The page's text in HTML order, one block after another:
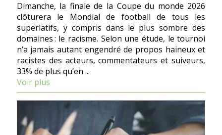
Dimanche, la finale de la Coupe du monde 2026
clôturera le Mondial de football de tous les
superlatifs, y compris dans le plus sombre des
domaines : le racisme. Selon une étude, le tournoi
n’a jamais autant engendré de propos haineux et
racistes des acteurs, commentateurs et suiveurs,
33% de plus qu’en ...
Voir plus